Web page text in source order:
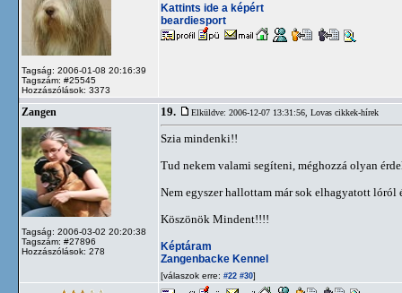
Tagság: 2006-01-08 20:16:39
Tagszám: #25545
Hozzászólások: 3373
Kattints ide a képért
beardiesport
Zangen
Tagság: 2006-03-02 20:20:38
Tagszám: #27896
Hozzászólások: 278
19. Elküldve: 2006-12-07 13:31:56, Lovas cikkek-hírek
Szia mindenki!!
Tud nekem valami segíteni, méghozzá olyan
Nem egyszer hallottam már sok elhagyatott
Köszönök Mindent!!!!
Képtáram
Zangenbacke Kennel
[válaszok erre: #22 #30]